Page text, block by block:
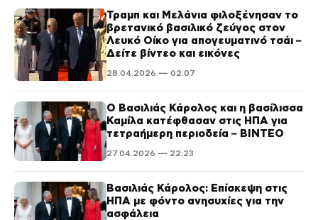
Τραμπ και Μελάνια φιλοξένησαν το
βρετανικό βασιλικό ζεύγος στον
Λευκό Οίκο για απογευματινό τσάι –
Δείτε βίντεο και εικόνες
28.04.2026 — 02:07
Ο Βασιλιάς Κάρολος και η βασίλισσα
Καμίλα κατέφθασαν στις ΗΠΑ για
τετραήμερη περιοδεία – ΒΙΝΤΕΟ
27.04.2026 — 22:23
Βασιλιάς Κάρολος: Επίσκεψη στις
ΗΠΑ με φόντο ανησυχίες για την
ασφάλεια